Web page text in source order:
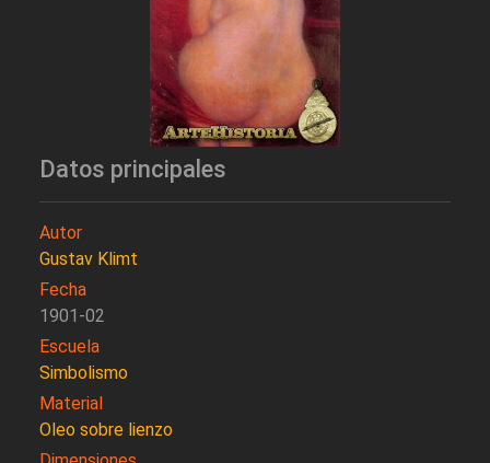
Datos principales
Autor
Gustav Klimt
Fecha
1901-02
Escuela
Simbolismo
Material
Oleo sobre lienzo